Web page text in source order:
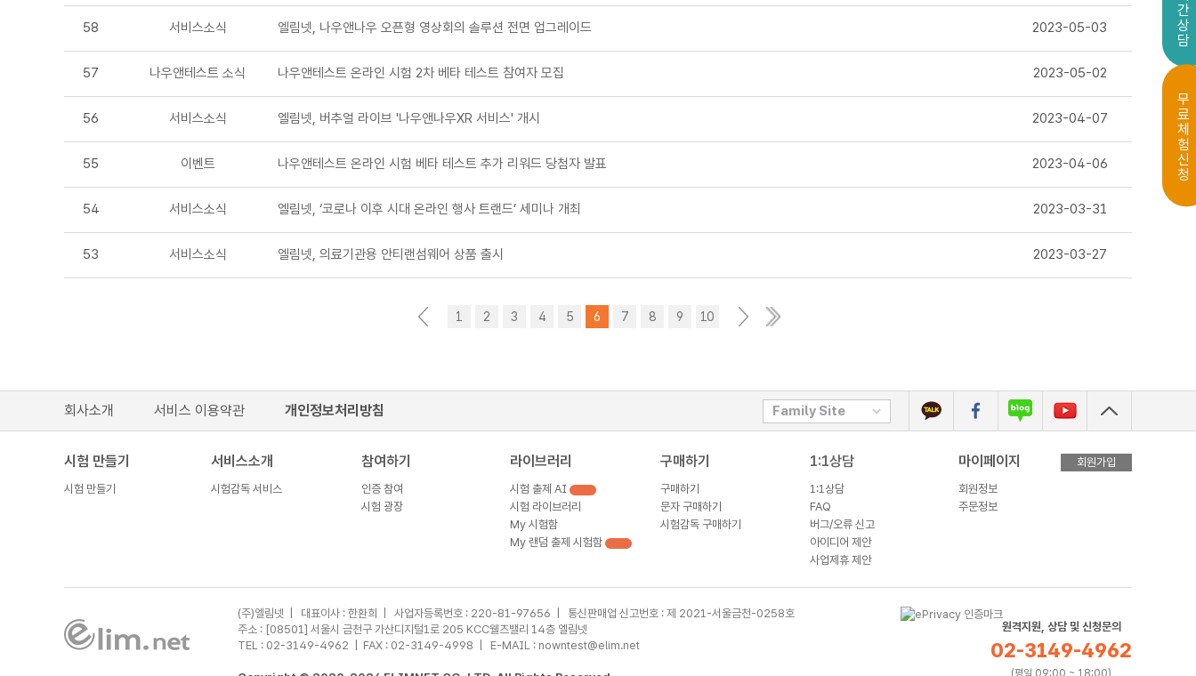
58 서비스소식 엘림넷, 나우앤나우 오픈형 영상회의 솔루션 전면 업그레이드 2023-05-03
57 나우앤테스트 소식 나우앤테스트 온라인 시험 2차 베타 테스트 참여자 모집 2023-05-02
56 서비스소식 엘림넷, 버추얼 라이브 '나우앤나우XR 서비스' 개시 2023-04-07
55 이벤트 나우앤테스트 온라인 시험 베타 테스트 추가 리워드 당첨자 발표 2023-04-06
54 서비스소식 엘림넷, ‘코로나 이후 시대 온라인 행사 트랜드’ 세미나 개최 2023-03-31
53 서비스소식 엘림넷, 의료기관용 안티랜섬웨어 상품 출시 2023-03-27
< 1 2 3 4 5 6 7 8 9 10 >
회사소개 서비스 이용약관 개인정보처리방침 Family Site
시험 만들기
시험 만들기
서비스소개
시험감독 서비스
참여하기
인증 참여
시험 광장
라이브러리
시험 출제 AI
시험 라이브러리
My 시험함
My 랜덤 출제 시험함
구매하기
구매하기
문자 구매하기
시험감독 구매하기
1:1상담
1:1상담
FAQ
버그/오류 신고
아이디어 제안
사업제휴 제안
마이페이지
회원정보
주문정보
회원가입
(주)엘림넷 | 대표이사 : 한환희 | 사업자등록번호 : 220-81-97656 | 통신판매업 신고번호 : 제 2021-서울금천-0258호
주소 : [08501] 서울시 금천구 가산디지털1로 205 KCC웰츠밸리 14층 엘림넷
TEL : 02-3149-4962 | FAX : 02-3149-4998 | E-MAIL : nowntest@elim.net
원격지원, 상담 및 신청문의
02-3149-4962
(평일 09:00 ~ 18:00)
무료체험신청